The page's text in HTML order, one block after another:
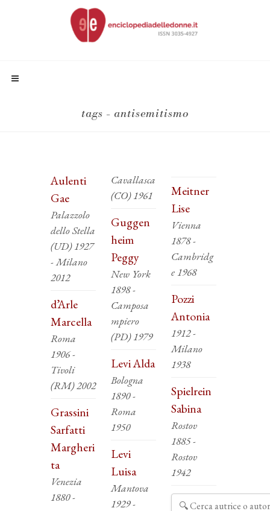
tags - antisemitismo
Aulenti
Gae
Palazzolo
dello Stella
(UD) 1927
- Milano
2012
d’Arle
Marcella
Roma
1906 -
Tivoli
(RM) 2002
Grassini
Sarfatti
Margheri
ta
Venezia
1880 -
Cavallasca
(CO) 1961
Guggen
heim
Peggy
New York
1898 -
Camposa
mpiero
(PD) 1979
Levi Alda
Bologna
1890 -
Roma
1950
Levi
Luisa
Mantova
1929 -
Meitner
Lise
Vienna
1878 -
Cambridg
e 1968
Pozzi
Antonia
1912 -
Milano
1938
Spielrein
Sabina
Rostov
1885 -
Rostov
1942